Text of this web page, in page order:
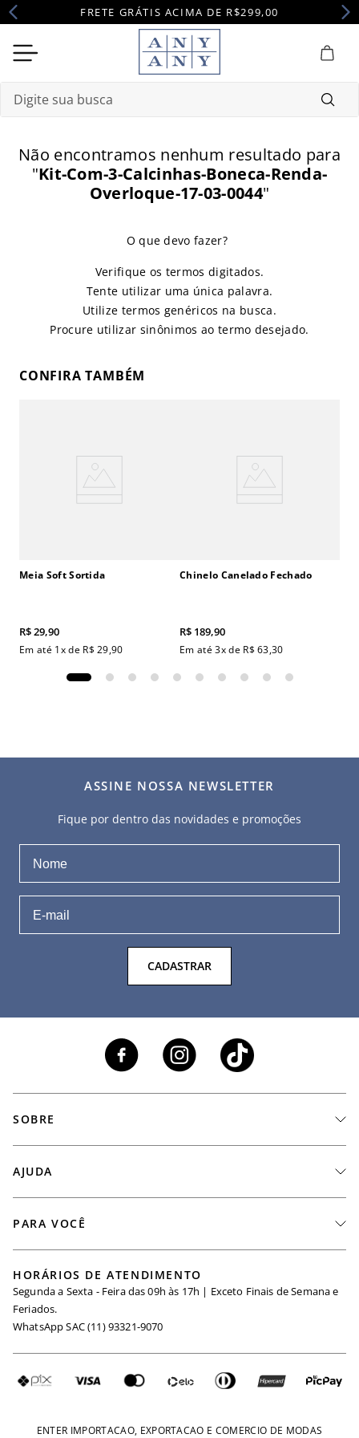
FRETE GRÁTIS ACIMA DE R$299,00
Não encontramos nenhum resultado para
"Kit-Com-3-Calcinhas-Boneca-Renda-
Overloque-17-03-0044"
Verifique os termos digitados.
Tente utilizar uma única palavra.
Utilize termos genéricos na busca.
Procure utilizar sinônimos ao termo desejado.
CONFIRA TAMBÉM
Meia Soft Sortida
R$29,90
Em até 1x de R$ 29,90
Chinelo Canelado Fechado
R$ 189,90
Em até3x de R$ 63,30
ASSINE NOSSA NEWSLETTER
Fique por dentro das novidades e promoções
CADASTRAR
SOBRE
Seja um Revendedor
Igualdade Salarial
Requisição de Dados
AJUDA
Minha Conta
Trocas
Fretes e Tarifas
PARA VOCÊ
Maternidade
Seja um Afiliado
HORÁRIOS DE ATENDIMENTO
Segunda a Sexta - Feira das 09h às 17h | Exceto Finais de Semana e
Feriados.
WhatsApp SAC (11) 93321-9070
ENTER IMPORTACAO, EXPORTACAO E COMERCIO DE MODAS
camisola